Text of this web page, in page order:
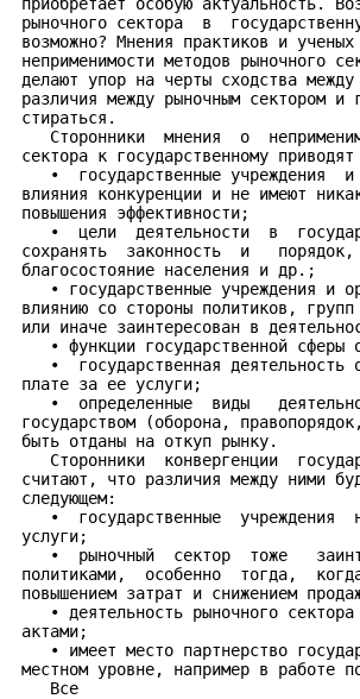
рыночного сектора  в
возможно? Мнения практиков и
неприменимости методов рыночного
делают упор на черты сходства
различия между рыночным сектором и
стираться.
Сторонники  мнения  о
сектора к государственному
•  государственные учреждения
влияния конкуренции и не имеют
повышения эффективности;
•  цели  деятельности  в
сохранять  законность  и
благосостояние населения и др.;
• государственные учреждения и
влиянию со стороны политиков,
или иначе заинтересован в
• функции государственной сферы
•  государственная деятельность
плате за ее услуги;
•  определенные  виды
государством (оборона,
быть отданы на откуп рынку.
Сторонники  конвергенции
считают, что различия между ними
следующем:
•  государственные  учреждения
услуги;
•  рыночный  сектор  тоже
политиками,  особенно  тогда,
повышением затрат и снижением
• деятельность рыночного
актами;
• имеет место партнерство
местном уровне, например в работе
    Все